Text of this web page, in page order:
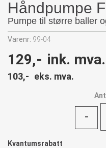
Håndpumpe
Pumpe til større baller
Varenr: 99-04
129,- ink. mva.
103,- eks. mva.
-
Kvantumsrabatt